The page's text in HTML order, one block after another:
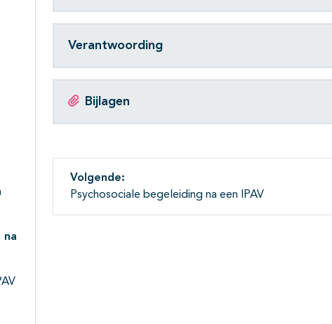
na
Verantwoording
Bijlagen
Volgende:
Psychosociale begeleiding na een IPAV